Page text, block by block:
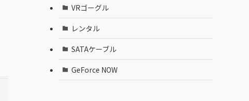
VRゴーグル
レンタル
SATAケーブル
GeForce NOW